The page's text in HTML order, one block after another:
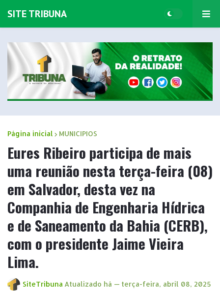
SITE TRIBUNA
Página inicial MUNICIPIOS
Eures Ribeiro participa de mais
uma reunião nesta terça-feira (08)
em Salvador, desta vez na
Companhia de Engenharia Hídrica
e de Saneamento da Bahia (CERB),
com o presidente Jaime Vieira
Lima.
SiteTribuna Atualizado há — terça-feira, abril 08, 2025